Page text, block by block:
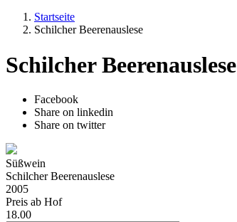
Startseite
Schilcher Beerenauslese
Schilcher Beerenauslese
Facebook
Share on linkedin
Share on twitter
Süßwein
Schilcher Beerenauslese
2005
Preis ab Hof
18.00